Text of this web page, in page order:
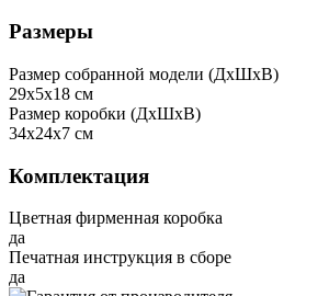
Размеры
Размер собранной модели (ДxШxВ)
29x5x18 см
Размер коробки (ДxШxВ)
34x24x7 см
Комплектация
Цветная фирменная коробка
да
Печатная инструкция в сборе
да